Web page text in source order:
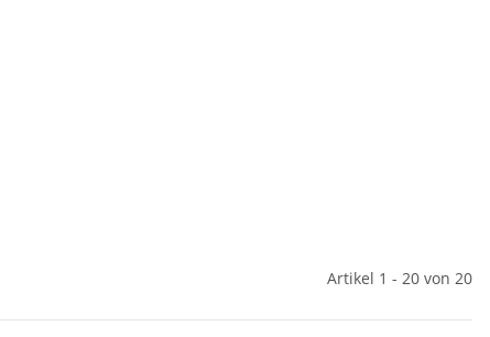
Artikel 1 - 20 von 20